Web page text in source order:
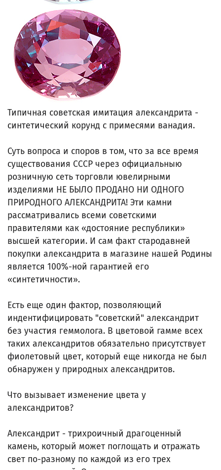
Типичная советская имитация александрита -
синтетический корунд с примесями ванадия.
Суть вопроса и споров в том, что за все время
существования СССР через официальныю
розничную сеть торговли ювелирными
изделиями НЕ БЫЛО ПРОДАНО НИ ОДНОГО
ПРИРОДНОГО АЛЕКСАНДРИТА! Эти камни
рассматривались всеми советскими
правителями как «достояние республики»
высшей категории. И сам факт стародавней
покупки александрита в магазине нашей Родины
является 100%-ной гарантией его
«синтетичности».
Есть еще один фактор, позволяющий
индентифицировать "советский" александрит
без участия геммолога. В цветовой гамме всех
таких александритов обязательно присутствует
фиолетовый цвет, который еще никогда не был
обнаружен у природных александритов.
Что вызывает изменение цвета у
александритов?
Александрит - трихроичный драгоценный
камень, который может поглощать и отражать
свет по-разному по каждой из его трех